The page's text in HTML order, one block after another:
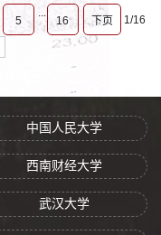
5 16 下页 1/16
中国人民大学
西南财经大学
武汉大学